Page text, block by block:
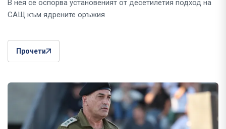
В нея се оспорва установеният от десетилетия подход на
САЩ към ядрените оръжия
Прочети